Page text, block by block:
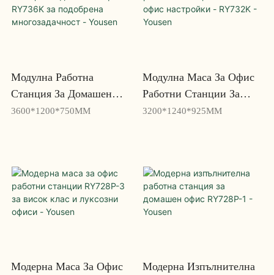
Модулна Работна
Станция За Домашен
Офис RY736K За
3600*1200*750MM
Модулна Маса За Офис
Работни Станции За
Гъвкави Офис
3200*1240*925MM
Модерна Маса За Офис
Модерна Изпълнителна